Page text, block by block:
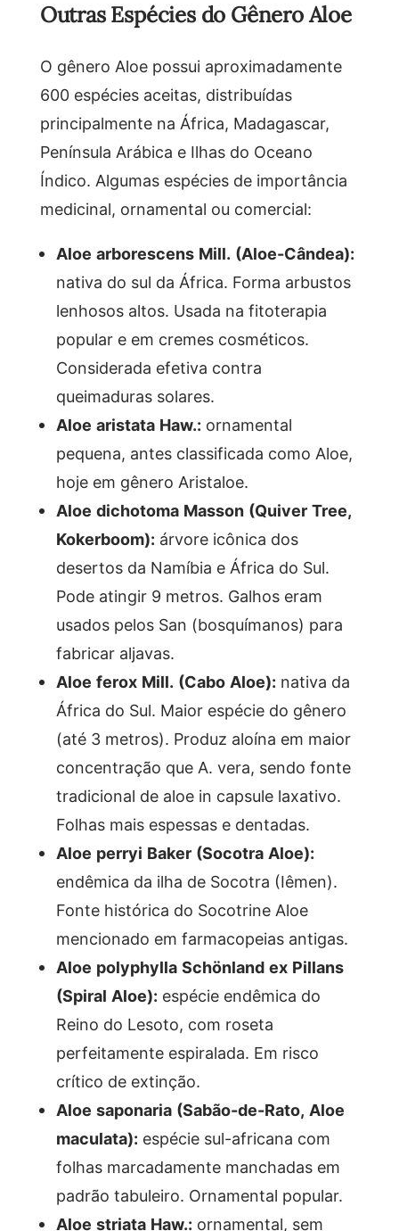
Outras Espécies do Gênero Aloe
O gênero Aloe possui aproximadamente
600 espécies aceitas, distribuídas
principalmente na África, Madagascar,
Península Arábica e Ilhas do Oceano
Índico. Algumas espécies de importância
medicinal, ornamental ou comercial:
Aloe arborescens Mill. (Aloe-Cândea):
nativa do sul da África. Forma arbustos
lenhosos altos. Usada na fitoterapia
popular e em cremes cosméticos.
Considerada efetiva contra
queimaduras solares.
Aloe aristata Haw.: ornamental
pequena, antes classificada como Aloe,
hoje em gênero Aristaloe.
Aloe dichotoma Masson (Quiver Tree,
Kokerboom): árvore icônica dos
desertos da Namíbia e África do Sul.
Pode atingir 9 metros. Galhos eram
usados pelos San (bosquímanos) para
fabricar aljavas.
Aloe ferox Mill. (Cabo Aloe): nativa da
África do Sul. Maior espécie do gênero
(até 3 metros). Produz aloína em maior
concentração que A. vera, sendo fonte
tradicional de aloe in capsule laxativo.
Folhas mais espessas e dentadas.
Aloe perryi Baker (Socotra Aloe):
endêmica da ilha de Socotra (Iêmen).
Fonte histórica do Socotrine Aloe
mencionado em farmacopeias antigas.
Aloe polyphylla Schönland ex Pillans
(Spiral Aloe): espécie endêmica do
Reino do Lesoto, com roseta
perfeitamente espiralada. Em risco
crítico de extinção.
Aloe saponaria (Sabão-de-Rato, Aloe
maculata): espécie sul-africana com
folhas marcadamente manchadas em
padrão tabuleiro. Ornamental popular.
Aloe striata Haw.: ornamental, sem